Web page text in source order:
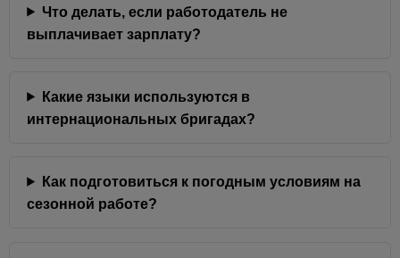
Что делать, если работодатель не
выплачивает зарплату?
Какие языки используются в
интернациональных бригадах?
Как подготовиться к погодным условиям на
сезонной работе?